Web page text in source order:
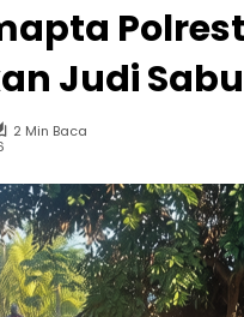
Judi
2 Min Baca